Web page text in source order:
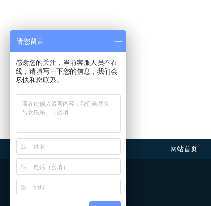
网站首页
请您留言
感谢您的关注，当前客服人员不在
线，请填写一下您的信息，我们会
尽快和您联系。